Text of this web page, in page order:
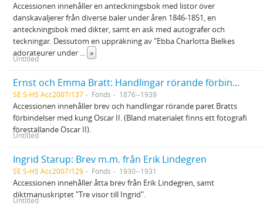
Accessionen innehåller en anteckningsbok med listor över
danskavaljerer från diverse baler under åren 1846-1851, en
anteckningsbok med dikter, samt en ask med autografer och
teckningar. Dessutom en uppräkning av "Ebba Charlotta Bielkes
adorateurer under ... »
Untitled
Ernst och Emma Bratt: Handlingar rörande förbindelser med Oscar II
SE S-HS Acc2007/137 Fonds 1876--1939
Accessionen innehåller brev och handlingar rörande paret Bratts
förbindelser med kung Oscar II. (Bland materialet finns ett fotografi
föreställande Oscar II).
Untitled
Ingrid Starup: Brev m.m. från Erik Lindegren
SE S-HS Acc2007/129 Fonds 1930--1931
Accessionen innehåller åtta brev från Erik Lindegren, samt
diktmanuskriptet "Tre visor till Ingrid".
Untitled